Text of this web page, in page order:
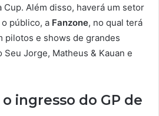
Cup. Além disso, haverá um setor
público, a Fanzone, no qual terá
pilotos e shows de grandes
Seu Jorge, Matheus & Kauan e
ingresso do GP de